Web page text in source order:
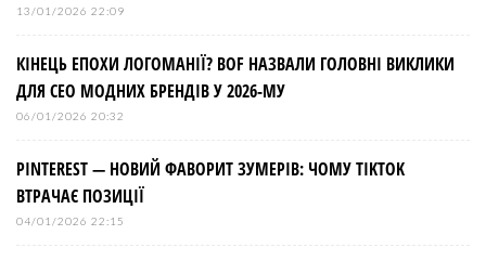
13/01/2026 22:09
КІНЕЦЬ ЕПОХИ ЛОГОМАНІЇ? BOF НАЗВАЛИ ГОЛОВНІ ВИКЛИКИ
ДЛЯ СЕО МОДНИХ БРЕНДІВ У 2026-МУ
06/01/2026 20:32
PINTEREST — НОВИЙ ФАВОРИТ ЗУМЕРІВ: ЧОМУ TIKTOK
ВТРАЧАЄ ПОЗИЦІЇ
04/01/2026 22:15